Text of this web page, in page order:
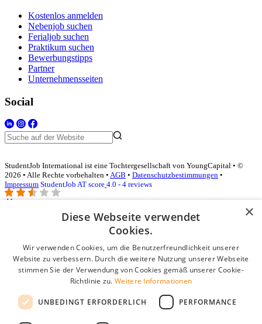
Kostenlos anmelden
Nebenjob suchen
Ferialjob suchen
Praktikum suchen
Bewerbungstipps
Partner
Unternehmensseiten
Social
StudentJob International ist eine Tochtergesellschaft von YoungCapital • ©
2026 • Alle Rechte vorbehalten • AGB • Datenschutzbestimmungen •
Impressum StudentJob AT score 4.0 - 4 reviews
Login für Unternehmen
E-Mail*
Passwort
Angemeldet bleiben
Passwort vergessen?
×
Diese Webseite verwendet
Cookies.
Wir verwenden Cookies, um die Benutzerfreundlichkeit unserer
Website zu verbessern. Durch die weitere Nutzung unserer Webseite
stimmen Sie der Verwendung von Cookies gemäß unserer Cookie-
Richtlinie zu. Weitere Informationen
UNBEDINGT ERFORDERLICH PERFORMANCE